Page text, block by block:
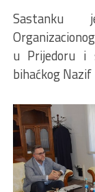
Sastanku
u Prijedoru i
bihaćkog